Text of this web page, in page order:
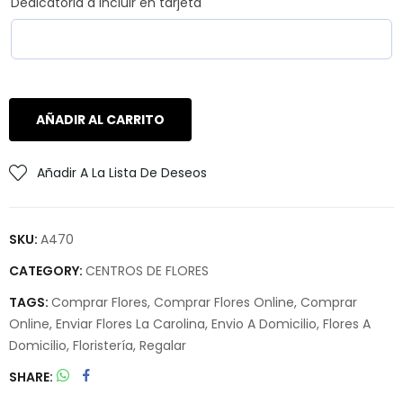
AÑADIR AL CARRITO
Añadir A La Lista De Deseos
SKU: A470
CATEGORY: CENTROS DE FLORES
TAGS: Comprar Flores, Comprar Flores Online, Comprar
Online, Enviar Flores La Carolina, Envio A Domicilio, Flores A
Domicilio, Floristería, Regalar
SHARE